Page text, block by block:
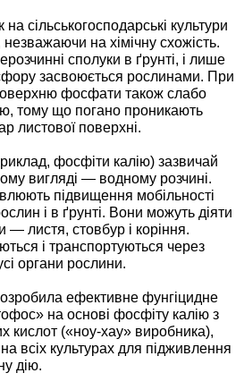
сільськогосподарські культури
незважаючи на хімічну схожість.
сполуки в ґрунті, і лише
засвоюється рослинами. При
фосфати також слабо
тому що погано проникають
листової поверхні.
фосфіти калію) зазвичай
вигляді — водному розчині.
підвищення мобільності
і в ґрунті. Вони можуть діяти
— листя, стовбур і коріння.
і транспортуються через
органи рослини.
ефективне фунгіцидне
на основі фосфіту калію з
кислот («ноу-хау» виробника),
всіх культурах для підживлення
дію.